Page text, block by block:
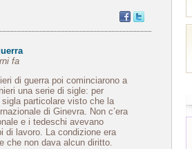
fa
di guerra poi cominciarono a
una serie di sigle: per
particolare visto che la
di Ginevra. Non c’era
e i tedeschi avevano
di lavoro. La condizione era
che non dava alcun diritto.